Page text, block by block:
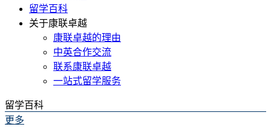
留学百科
关于康联卓越
康联卓越的理由
中英合作交流
联系康联卓越
一站式留学服务
留学百科
更多